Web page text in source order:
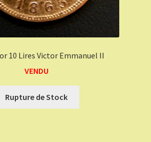
10 Lires Victor Emmanuel II
VENDU
Rupture de Stock